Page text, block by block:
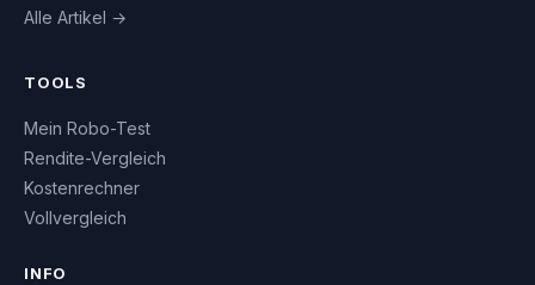
Alle Artikel →
TOOLS
Mein Robo-Test
Rendite-Vergleich
Kostenrechner
Vollvergleich
INFO